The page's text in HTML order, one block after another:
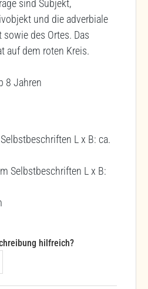
sind Subjekt,
und die adverbiale
des Ortes. Das
auf dem roten Kreis.
8 Jahren
L x B: ca.
Selbstbeschriften L x B:
hilfreich?